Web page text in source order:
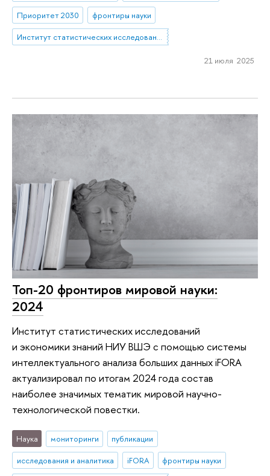
Приоритет 2030
фронтиры науки
Институт статистических исследований и экономики знаний
21 июля 2025
Топ-20 фронтиров мировой науки:
2024
Институт статистических исследований
и экономики знаний НИУ ВШЭ с помощью системы
интеллектуального анализа больших данных iFORA
актуализировал по итогам 2024 года состав
наиболее значимых тематик мировой научно-
технологической повестки.
Наука мониторинги
публикации
исследования и аналитика
iFORA
фронтиры науки